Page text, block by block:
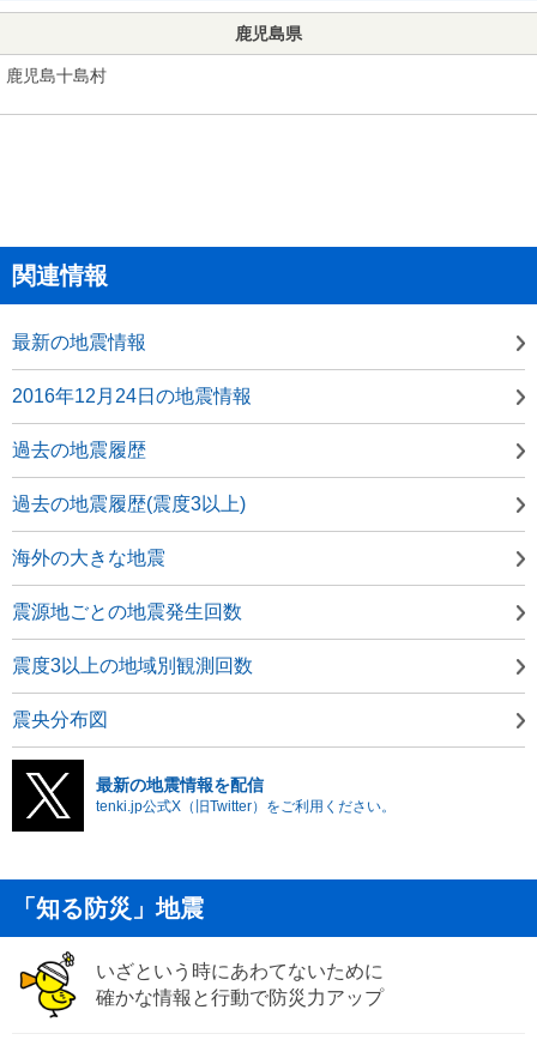
鹿児島県
鹿児島十島村
関連情報
最新の地震情報
2016年12月24日の地震情報
過去の地震履歴
過去の地震履歴(震度3以上)
海外の大きな地震
震源地ごとの地震発生回数
震度3以上の地域別観測回数
震央分布図
最新の地震情報を配信
tenki.jp公式X（旧Twitter）をご利用ください。
「知る防災」地震
いざという時にあわてないために
確かな情報と行動で防災力アップ